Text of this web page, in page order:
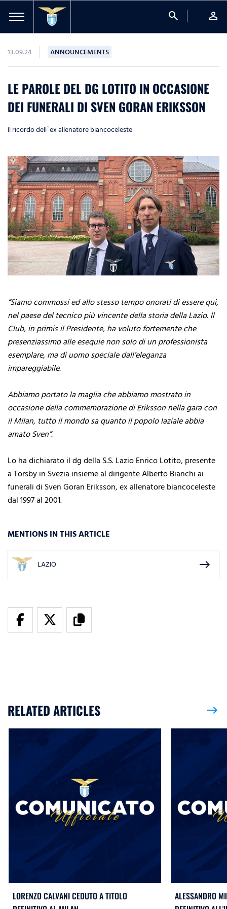
search person
13.09.24 ANNOUNCEMENTS
LE PAROLE DEL DG LOTITO IN OCCASIONE
DEI FUNERALI DI SVEN GORAN ERIKSSON
Il ricordo dell`ex allenatore biancoceleste
“Siamo commossi ed allo stesso tempo onorati di essere qui,
nel paese del tecnico più vincente della storia della Lazio. Il
Club, in primis il Presidente, ha voluto fortemente che
presenziassimo alle esequie non solo di un professionista
esemplare, ma di uomo speciale dall’eleganza
impareggiabile.
Abbiamo portato la maglia che abbiamo mostrato in
occasione della commemorazione di Eriksson nella gara con
il Milan, tutto il mondo sa quanto il popolo laziale abbia
amato Sven”.
Lo ha dichiarato il dg della S.S. Lazio Enrico Lotito, presente
a Torsby in Svezia insieme al dirigente Alberto Bianchi ai
funerali di Sven Goran Eriksson, ex allenatore biancoceleste
dal 1997 al 2001.
MENTIONS IN THIS ARTICLE
LAZIO east
RELATED ARTICLES east
LORENZO CALVANI CEDUTO A TITOLO
ALESSANDRO